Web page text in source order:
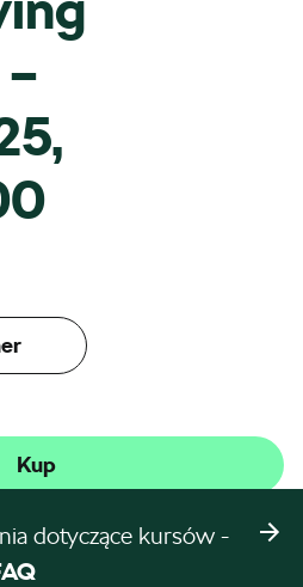
Kup
dotyczące kursów -